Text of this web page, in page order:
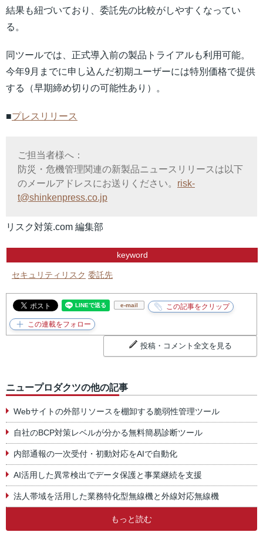
結果も紐づいており、委託先の比較がしやすくなってい
る。
同ツールでは、正式導入前の製品トライアルも利用可能。
今年9月までに申し込んだ初期ユーザーには特別価格で提供
する（早期締め切りの可能性あり）。
■プレスリリース
ご担当者様へ：
防災・危機管理関連の新製品ニュースリリースは以下
のメールアドレスにお送りください。 risk-
t@shinkenpress.co.jp
リスク対策.com 編集部
keyword
セキュリティリスク 委託先
e-mail
投稿・コメント全文を見る
ニュープロダクツの他の記事
Webサイトの外部リソースを棚卸する脆弱性管理ツール
自社のBCP対策レベルが分かる無料簡易診断ツール
内部通報の一次受付・初動対応をAIで自動化
AI活用した異常検出でデータ保護と事業継続を支援
法人帯域を活用した業務特化型無線機と外線対応無線機
もっと読む